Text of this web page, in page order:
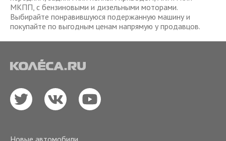
МКПП, с бензиновыми и дизельными моторами.
Выбирайте понравившуюся подержанную машину и
покупайте по выгодным ценам напрямую у продавцов.